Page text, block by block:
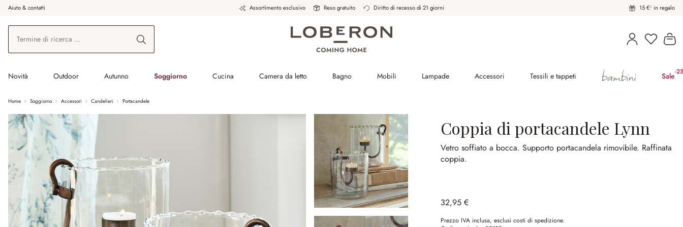
al contenuto principale
Vai alla ricerca
Vai alla navigazione principale
Aiuto & contatti Assortimento esclusivo Reso gratuito Diritto di recesso di 21 giorni 15 €¹ in regalo
Hai 0 Il
Novità Outdoor Autunno Soggiorno Cucina Camera da letto Bagno Mobili Lampade Accessori Tessili e tappeti bambini Sale-
Home Soggiorno Accessori Candelieri Portacandele
Coppia di portacandele Lynn
Vetro soffiato a bocca.Supporto portacandela rimovibile. Raffinata
coppia.
32,95 €
Prezzo IVA inclusa, esclusi costi di spedizione.